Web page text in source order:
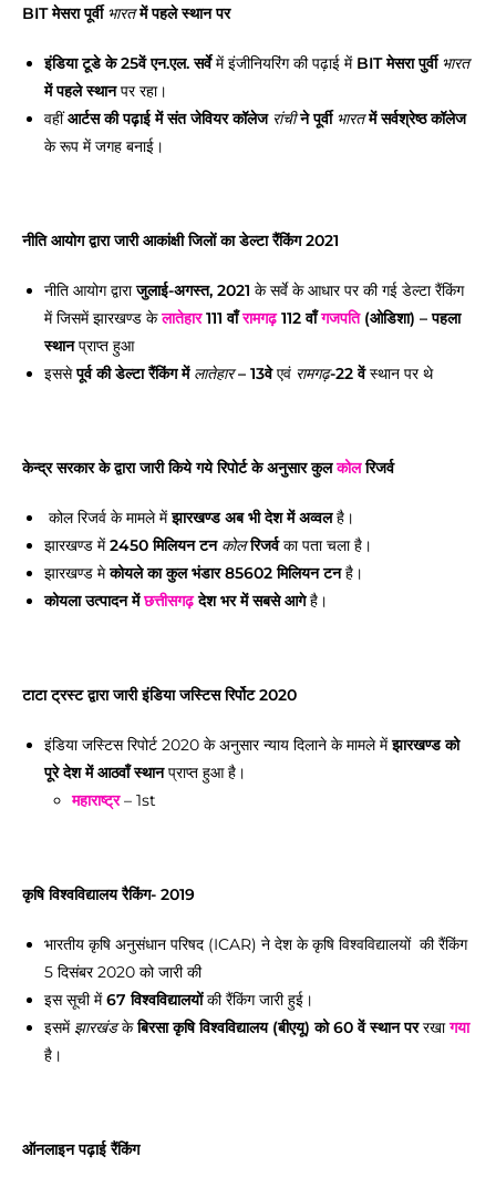
BIT मेसरा पूर्वी भारतमें पहले स्थान पर
इंडिया टूडे के 25वें एन.एल. सर्वेमें इंजीनियरिंग की पढ़ाई में BIT मेसरा पुर्वी भारत
में पहले स्थानपर रहा।
वहींआर्टस की पढ़ाई में संत जेवियर कॉलेज रांचीने पूर्वी भारतमें सर्वश्रेष्ठ कॉलेज
के रूप में जगह बनाई।
नीति आयोग द्वारा जारी आकांक्षी जिलों का डेल्टा रैंकिंग 2021
नीति आयोग द्वाराजुलाई-अगस्त, 2021 के सर्वे के आधार पर की गई डेल्टा रैंकिंग
में जिसमें झारखण्ड केलातेहार111 वाँ रामगढ़112 वाँ गजपति(ओडिशा) – पहला
स्थानप्राप्त हुआ
इससेपूर्व की डेल्टा रैंकिंग में लातेहार– 13वेएवं रामगढ़-22 वेंस्थान पर थे
केन्द्र सरकार के द्वारा जारी किये गये रिपोर्ट के अनुसार कुलकोलरिजर्व
कोल रिजर्व के मामले मेंझारखण्ड अब भी देशमें अव्वलहै।
झारखण्ड में2450 मिलियन टन कोलरिजर्वका पता चला है।
झारखण्ड मेकोयले का कुल भंडार 85602 मिलियन टनहै।
कोयला उत्पादन मेंछत्तीसगढ़देश भर में सबसे आगेहै।
टाटा ट्रस्ट द्वारा जारी इंडिया जस्टिस रिर्पोट 2020
इंडिया जस्टिस रिपोर्ट 2020 के अनुसार न्याय दिलाने के मामले मेंझारखण्ड को
पूरे देश में आठवाँ स्थानप्राप्त हुआ है।
महाराष्ट्र– 1st
कृषि विश्वविद्यालय रैकिंग- 2019
भारतीय कृषि अनुसंधान परिषद (ICAR) ने देश के कृषि विश्वविद्यालयों की रैंकिंग
5 दिसंबर 2020 को जारी की
इस सूची में67 विश्वविद्यालयोंकी रैंकिंग जारी हुई।
इसमें झारखंडकेबिरसा कृषि विश्वविद्यालय (बीएयू) को 60 वें स्थान पररखागया
है।
ऑनलाइन पढ़ाई रैंकिंग